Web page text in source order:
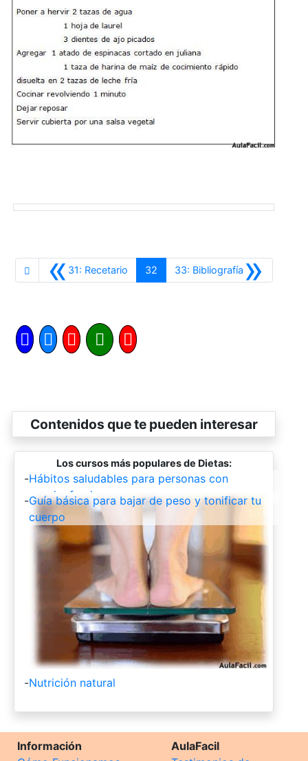
«31: RecetarioAnterior
32 »
33: BibliografíaSiguiente
Contenidos que te pueden interesar
Los cursos más populares de Dietas:
-Hábitos saludables para personas con
esquizofrenia.
-Guía básica para bajar de peso y tonificar tu
cuerpo
-Nutrición natural
Información
AulaFacil